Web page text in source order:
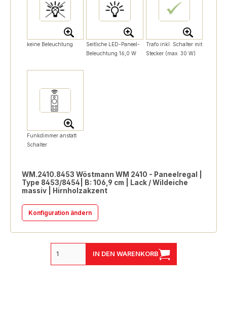
keine Beleuchtung
Seitliche LED-Paneel-
Beleuchtung 16,0 W
Trafo inkl. Schalter mit
Stecker (max. 30 W)
Funkdimmer anstatt
Schalter
WM.2410.8453 Wöstmann WM 2410 - Paneelregal |
Type 8453/8454| B: 106,9 cm | Lack / Wildeiche
massiv | Hirnholzakzent
Konfiguration ändern
IN DEN WARENKORB